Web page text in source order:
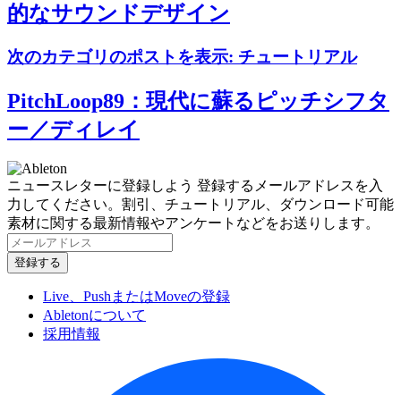
的なサウンドデザイン
次のカテゴリのポストを表示: チュートリアル
PitchLoop89：現代に蘇るピッチシフタ
ー／ディレイ
ニュースレターに登録しよう 登録するメールアドレスを入
力してください。割引、チュートリアル、ダウンロード可能
素材に関する最新情報やアンケートなどをお送りします。
Live、PushまたはMoveの登録
Abletonについて
採用情報